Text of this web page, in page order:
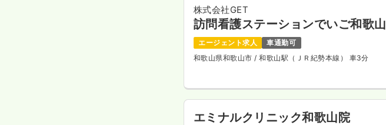
株式会社GET
訪問看護ステーションでいご和歌山
エージェント求人
車通勤可
和歌山県和歌山市/ 和歌山駅（ＪＲ紀勢本線） 車3分
エミナルクリニック和歌山院